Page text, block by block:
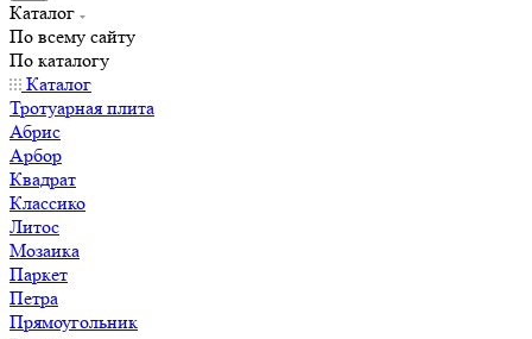
Каталог
По всему сайту
По каталогу
Каталог
Тротуарная плита
Абрис
Арбор
Квадрат
Классико
Литос
Мозаика
Паркет
Петра
Прямоугольник